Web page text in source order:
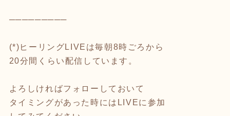
─────────
(*)ヒーリングLIVEは毎朝8時ごろから
20分間くらい配信しています。
よろしければフォローしておいて
タイミングがあった時にはLIVEに参加